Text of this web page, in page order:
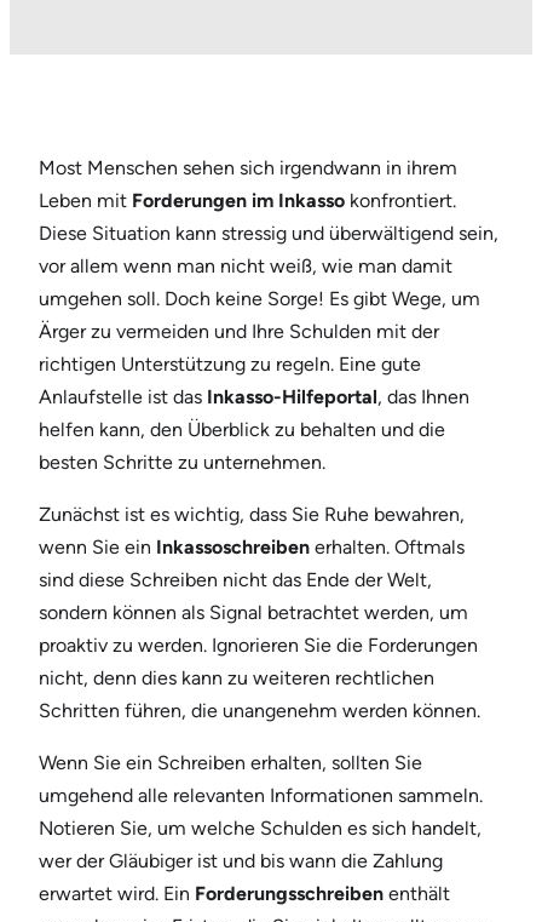
Most Menschen sehen sich irgendwann in ihrem
Leben mit Forderungen im Inkasso konfrontiert.
Diese Situation kann stressig und überwältigend sein,
vor allem wenn man nicht weiß, wie man damit
umgehen soll. Doch keine Sorge! Es gibt Wege, um
Ärger zu vermeiden und Ihre Schulden mit der
richtigen Unterstützung zu regeln. Eine gute
Anlaufstelle ist das Inkasso-Hilfeportal, das Ihnen
helfen kann, den Überblick zu behalten und die
besten Schritte zu unternehmen.
Zunächst ist es wichtig, dass Sie Ruhe bewahren,
wenn Sie ein Inkassoschreiben erhalten. Oftmals
sind diese Schreiben nicht das Ende der Welt,
sondern können als Signal betrachtet werden, um
proaktiv zu werden. Ignorieren Sie die Forderungen
nicht, denn dies kann zu weiteren rechtlichen
Schritten führen, die unangenehm werden können.
Wenn Sie ein Schreiben erhalten, sollten Sie
umgehend alle relevanten Informationen sammeln.
Notieren Sie, um welche Schulden es sich handelt,
wer der Gläubiger ist und bis wann die Zahlung
erwartet wird. Ein Forderungsschreiben enthält